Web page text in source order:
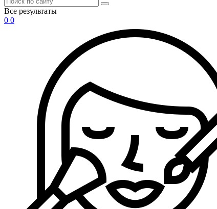
Все результаты
0 0